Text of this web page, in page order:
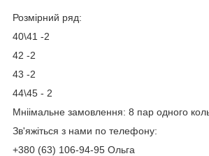
Розмірний ряд:
40\41 -2
42 -2
43 -2
44\45 - 2
Мніімальне замовлення: 8 пар одного
Зв'яжіться з нами по телефону:
+380 (63) 106-94-95 Ольга